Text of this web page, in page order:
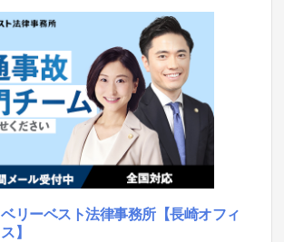
ベリーベスト法律事務所【長崎オフィ
ス】